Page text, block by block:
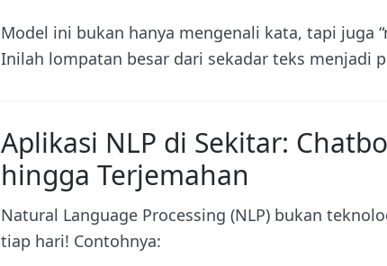
Model ini bukan hanya mengenali kata, tapi juga
Inilah lompatan besar dari sekadar teks menjadi
Aplikasi NLP di Sekitar:
hingga Terjemahan
Natural Language Processing (NLP) bukan
tiap hari! Contohnya: